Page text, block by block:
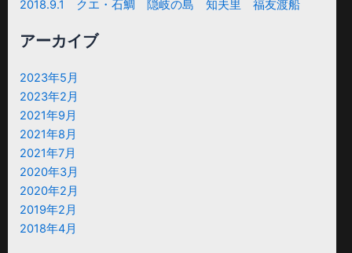
2018.9.1 クエ・石鯛 隠岐の島 知夫里 福友渡船
アーカイブ
2023年5月
2023年2月
2021年9月
2021年8月
2021年7月
2020年3月
2020年2月
2019年2月
2018年4月